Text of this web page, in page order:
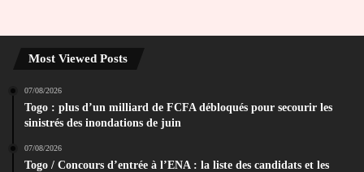
Most Viewed Posts
07/08/2026
Togo : plus d’un milliard de FCFA débloqués pour secourir les
sinistrés des inondations de juin
07/08/2026
Togo / Concours d’entrée à l’ENA : la liste des candidats et les